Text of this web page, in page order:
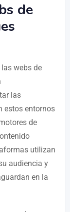
de
webs de
las
estos entornos
de
utilizan
audiencia y
en la